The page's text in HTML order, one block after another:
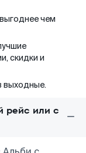
чем
скидки и
выходные.
рейс или с